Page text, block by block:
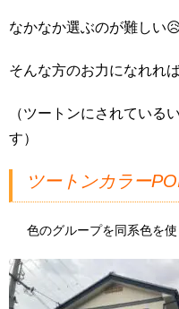
なかなか選ぶのが難しい
そんな方のお力になれれ
（ツートンにされている
す）
ツートンカラー
色のグループを同系色を使